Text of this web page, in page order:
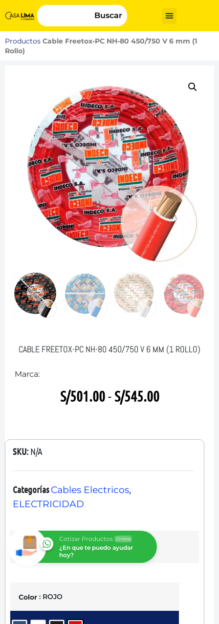
Buscar
Productos Cable Freetox-PC NH-80 450/750 V 6 mm (1
Rollo)
CABLE FREETOX-PC NH-80 450/750 V 6 MM (1 ROLLO)
Marca:
S/501.00- S/545.00
SKU: N/A
Categorías Cables Electricos,
ELECTRICIDAD
Cotizar Productos Online
¿En que te puedo ayudar
hoy?
Color : ROJO